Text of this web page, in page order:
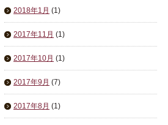
2018年1月 (1)
2017年11月 (1)
2017年10月 (1)
2017年9月 (7)
2017年8月 (1)